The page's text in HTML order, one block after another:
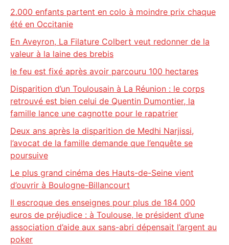
2.000 enfants partent en colo à moindre prix chaque
été en Occitanie
En Aveyron, La Filature Colbert veut redonner de la
valeur à la laine des brebis
le feu est fixé après avoir parcouru 100 hectares
Disparition d’un Toulousain à La Réunion : le corps
retrouvé est bien celui de Quentin Dumontier, la
famille lance une cagnotte pour le rapatrier
Deux ans après la disparition de Medhi Narjissi,
l’avocat de la famille demande que l’enquête se
poursuive
Le plus grand cinéma des Hauts-de-Seine vient
d’ouvrir à Boulogne-Billancourt
Il escroque des enseignes pour plus de 184 000
euros de préjudice : à Toulouse, le président d’une
association d’aide aux sans-abri dépensait l’argent au
poker